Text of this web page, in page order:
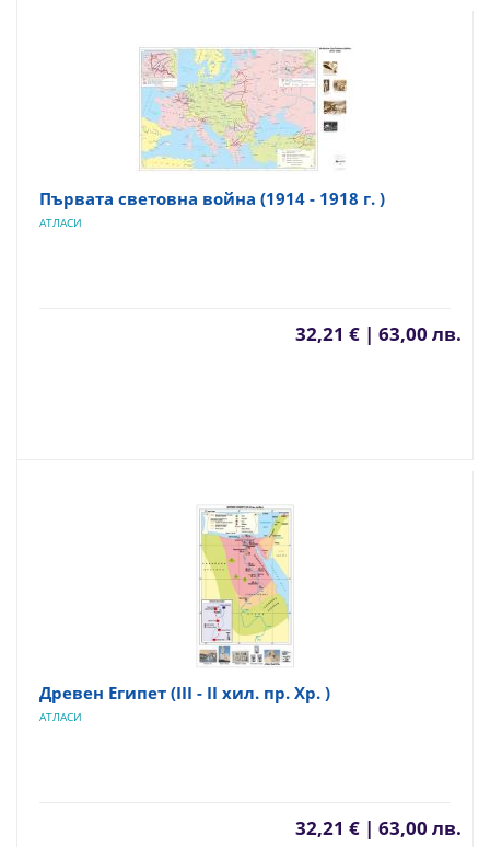
Първата световна война (1914 - 1918 г. )
АТЛАСИ
32,21 € | 63,00 лв.
Древен Египет (ІІІ - ІІ хил. пр. Хр. )
АТЛАСИ
32,21 € | 63,00 лв.